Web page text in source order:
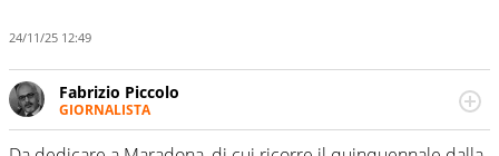
24/11/25 12:49
Fabrizio Piccolo
GIORNALISTA
Nella sua carriera ha seguito numerose manifestazioni
sportive e collaborato con agenzie e testate. Esperienza,